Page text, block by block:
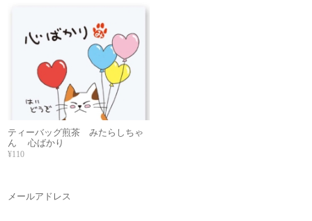
ティーバッグ煎茶 みたらしちゃ
ん 心ばかり
¥110
メールアドレス